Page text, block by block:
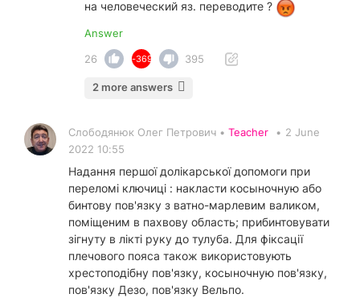
на человеческий яз. переводите ?
Answer
26
-369 395
2 more answers
Слободянюк Олег Петрович • Teacher • 2 June
2022 10:55
Надання першої долікарської допомоги при
переломі ключиці : накласти косыночную або
бинтову пов'язку з ватно-марлевим валиком,
поміщеним в пахвову область; прибинтовувати
зігнуту в лікті руку до тулуба. Для фіксації
плечового пояса також використовують
хрестоподібну пов'язку, косыночную пов'язку,
пов'язку Дезо, пов'язку Вельпо.